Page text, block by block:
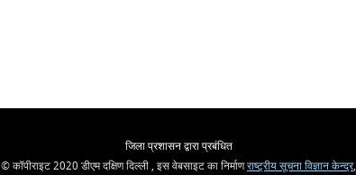
जिला प्रशासन द्वारा प्रबंधित
© कॉपीराइट 2020 डीएम दक्षिण दिल्ली , इस वेबसाइट का निर्माणराष्ट्रीय सूचना विज्ञान केन्द्र,